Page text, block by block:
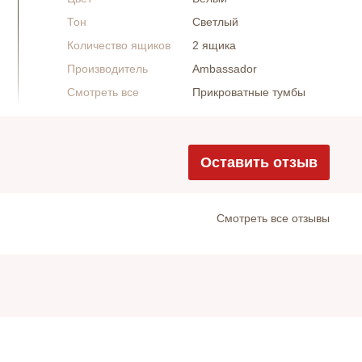
Тон
Светлый
Количество ящиков
2 ящика
Производитель
Ambassador
Смотреть все
Прикроватные тумбы
Оставить отзыв
Cмотреть все отзывы